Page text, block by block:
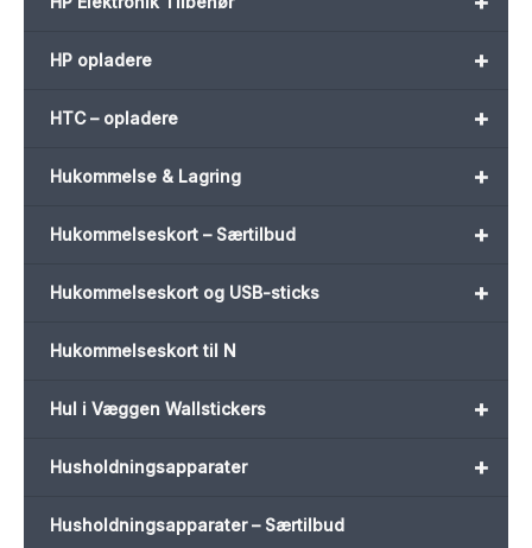
+
HP opladere
+
HTC – opladere
+
Hukommelse & Lagring
+
Hukommelseskort – Særtilbud
+
Hukommelseskort og USB-sticks
Hukommelseskort til N
+
Hul i Væggen Wallstickers
+
Husholdningsapparater
Husholdningsapparater – Særtilbud